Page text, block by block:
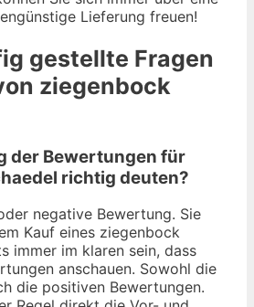
Lieferung freuen!
gestellte Fragen
ziegenbock
der Bewertungen für
richtig deuten?
negative Bewertung. Sie
Kauf eines ziegenbock
immer im klaren sein, dass
anschauen. Sowohl die
die positiven Bewertungen.